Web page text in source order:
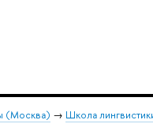
(Москва) → Школа